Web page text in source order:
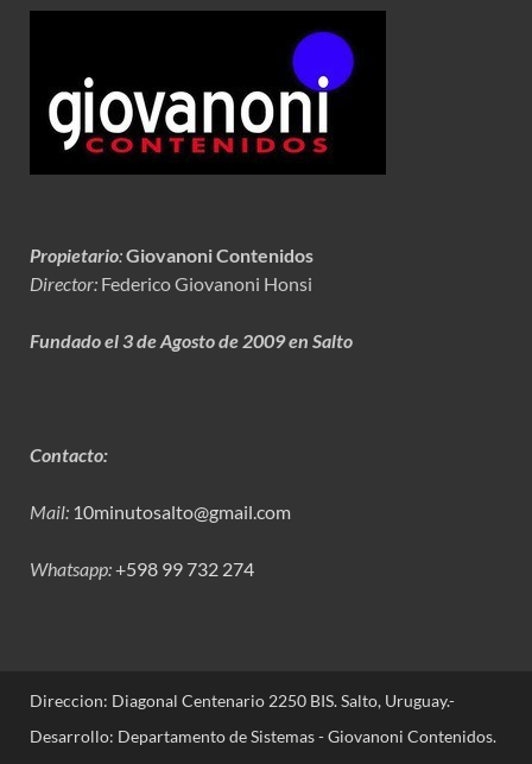
Propietario:Giovanoni Contenidos
Director: Federico Giovanoni Honsi
Fundado el 3 de Agosto de 2009 en Salto
Contacto:
Mail: 10minutosalto@gmail.com
Whatsapp:+598 99 732 274
Direccion: Diagonal Centenario 2250 BIS. Salto, Uruguay.-
Desarrollo: Departamento de Sistemas - Giovanoni Contenidos.